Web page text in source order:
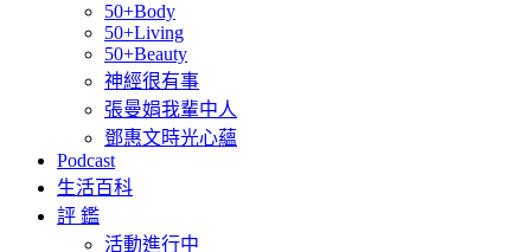
50+Body
50+Living
50+Beauty
神經很有事
張曼娟我輩中人
鄧惠文時光心蘊
Podcast
生活百科
評 鑑
活動進行中